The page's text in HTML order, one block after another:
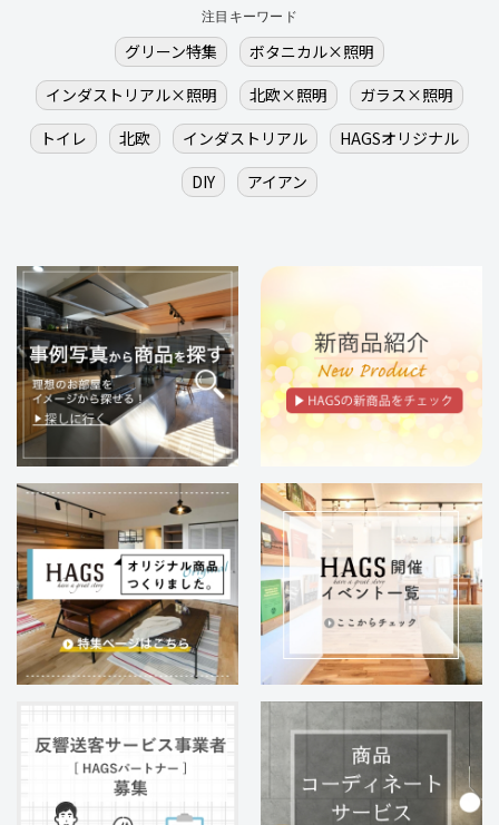
注目キーワード
グリーン特集
ボタニカル×照明
インダストリアル×照明
北欧×照明
ガラス×照明
トイレ
北欧 インダストリアル
HAGSオリジナル
DIY
アイアン